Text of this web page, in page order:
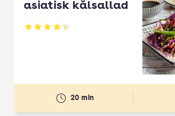
asiatisk kålsallad
Betyg: 4.36 av 5
20 min